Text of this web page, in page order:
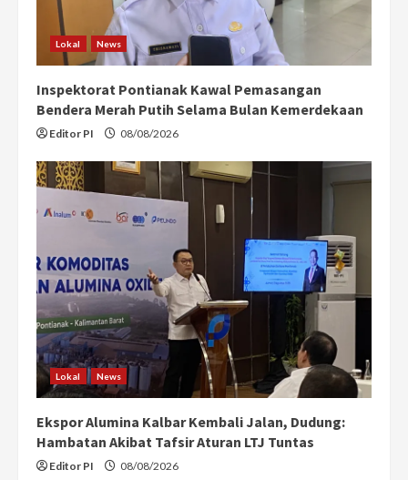
Lokal News
Inspektorat Pontianak Kawal Pemasangan
Bendera Merah Putih Selama Bulan Kemerdekaan
Editor PI 08/08/2026
Lokal News
Ekspor Alumina Kalbar Kembali Jalan, Dudung:
Hambatan Akibat Tafsir Aturan LTJ Tuntas
Editor PI 08/08/2026